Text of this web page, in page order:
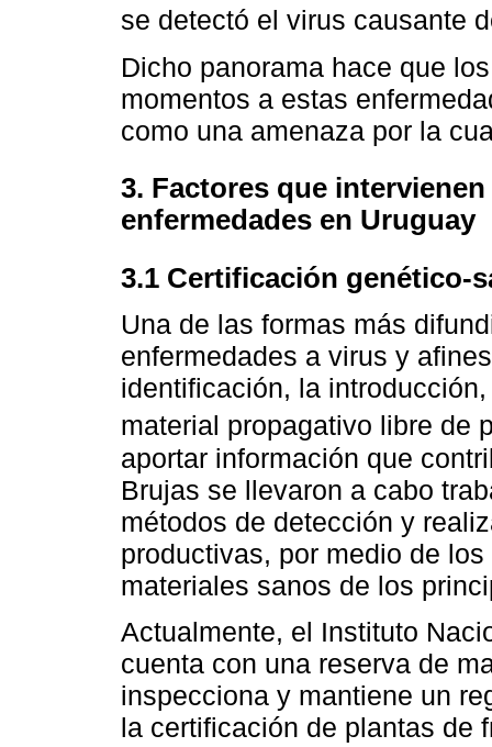
se detectó el virus causante
Dicho panorama hace que
momentos a estas
como una amenaza por la
3. Factores que
enfermedades en Uruguay
3.1 Certificación genético-
Una de las formas más
enfermedades a virus y
identificación, la
material propagativo libre de
aportar información que
Brujas se llevaron a cabo
métodos de detección y
productivas, por medio de
materiales sanos de los
Actualmente, el Instituto
cuenta con una reserva de
inspecciona y mantiene un
la certificación de plantas de